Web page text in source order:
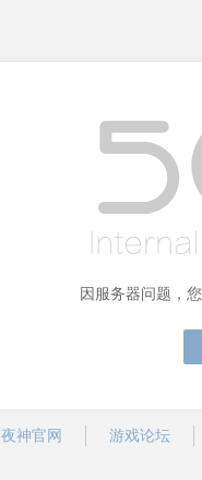
因服务器问题，
夜神官网 游戏论坛